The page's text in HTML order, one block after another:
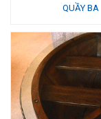
QUẦY BA